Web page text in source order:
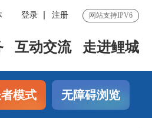
登录 注册 网站支持IPV6
互动交流 走进鲤城
模式 无障碍浏览